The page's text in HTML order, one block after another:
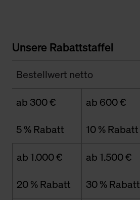
Unsere Rabattstaffel
Bestellwert netto
ab 300 €
5 % Rabatt
ab 600 €
10 % Rabatt
ab 1.000 €
20 % Rabatt
ab 1.500 €
30 % Rabatt